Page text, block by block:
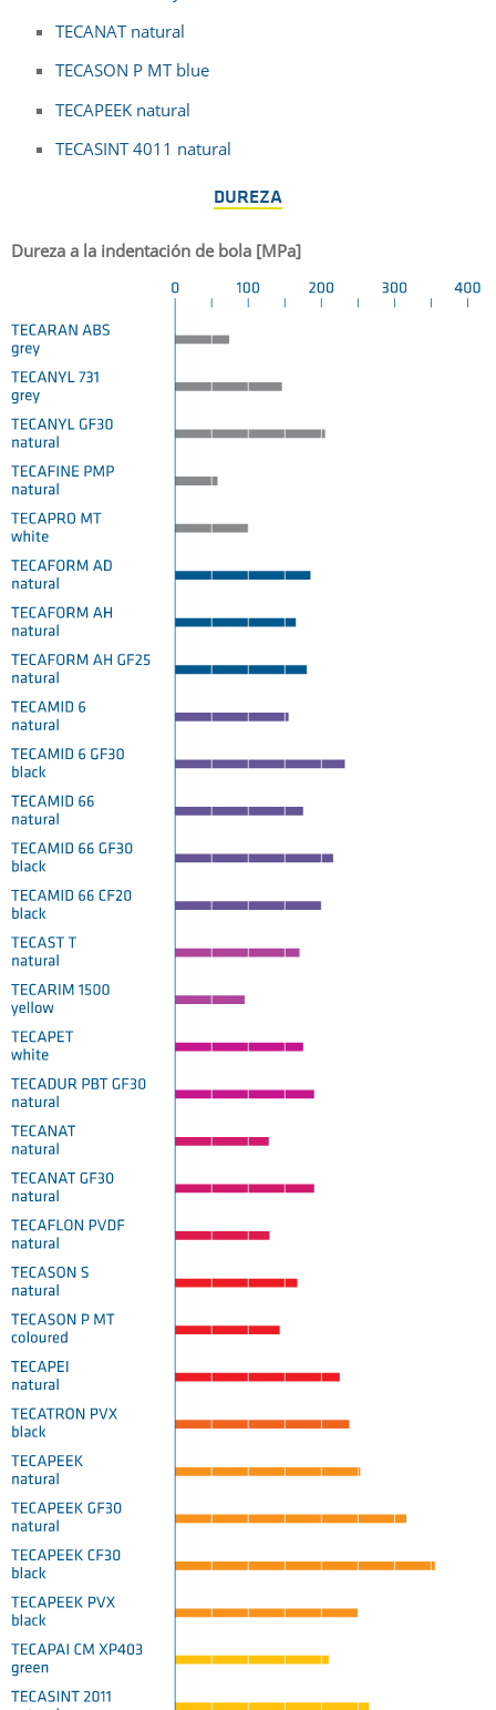
TECANAT natural
TECASON P MT blue
TECAPEEK natural
TECASINT 4011 natural
DUREZA
Dureza a la indentación de bola [MPa]